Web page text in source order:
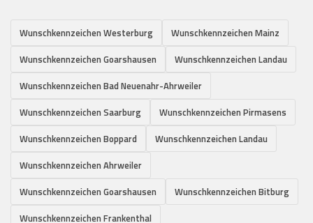
Wunschkennzeichen Westerburg
Wunschkennzeichen Mainz
Wunschkennzeichen Goarshausen
Wunschkennzeichen Landau
Wunschkennzeichen Bad Neuenahr-Ahrweiler
Wunschkennzeichen Saarburg
Wunschkennzeichen Pirmasens
Wunschkennzeichen Boppard
Wunschkennzeichen Landau
Wunschkennzeichen Ahrweiler
Wunschkennzeichen Goarshausen
Wunschkennzeichen Bitburg
Wunschkennzeichen Frankenthal